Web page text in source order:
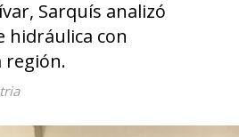
Sarquís analizó
hidráulica con
región.